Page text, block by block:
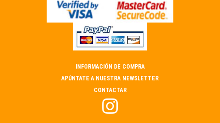
INFORMACIÓN DE COMPRA
APÚNTATE A NUESTRA NEWSLETTER
CONTACTAR